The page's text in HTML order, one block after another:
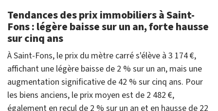
Tendances des prix immobiliers à Saint-
Fons : légère baisse sur un an, forte hausse
sur cinq ans
À Saint-Fons, le prix du mètre carré s'élève à 3 174 €,
affichant une légère baisse de 2 % sur un an, mais une
augmentation significative de 42 % sur cinq ans. Pour
les biens anciens, le prix moyen est de 2 482 €,
également en recul de 2 % sur un an et en hausse de 22